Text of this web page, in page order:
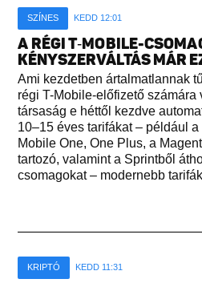
SZÍNES KEDD 12:01
A RÉGI T‑MOBILE-
KÉNYSZERVÁLTÁS MÁR
Ami kezdetben ártalmatlannak
régi T-Mobile-előfizető számára
társaság e héttől kezdve
10–15 éves tarifákat – például
Mobile One, One Plus, a
tartozó, valamint a Sprintből
csomagokat – modernebb
KRIPTÓ KEDD 11:31